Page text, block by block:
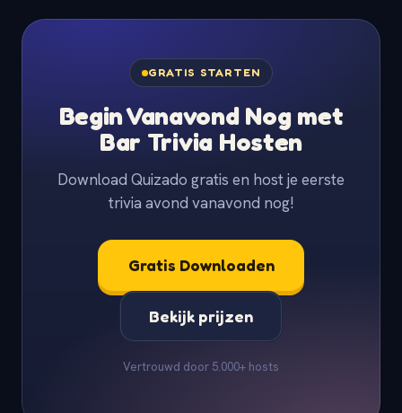
GRATIS STARTEN
Begin Vanavond Nog met
Bar Trivia Hosten
Download Quizado gratis en host je eerste
trivia avond vanavond nog!
Gratis Downloaden
Bekijk prijzen
Vertrouwd door 5.000+ hosts